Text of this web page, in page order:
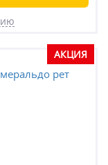
АКЦИЯ
рет